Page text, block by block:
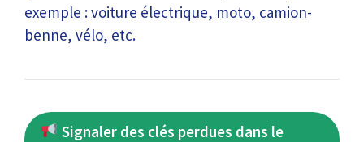
exemple : voiture électrique, moto, camion-
benne, vélo, etc.
Signaler des clés perdues dans le